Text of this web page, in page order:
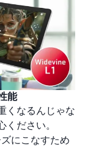
能
くなるんじゃな
ください。
にこなすため